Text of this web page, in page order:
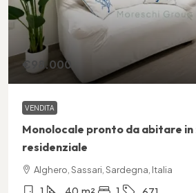
€98.000
VENDITA
Monolocale pronto da abitare in
residenziale
Alghero, Sassari, Sardegna, Italia